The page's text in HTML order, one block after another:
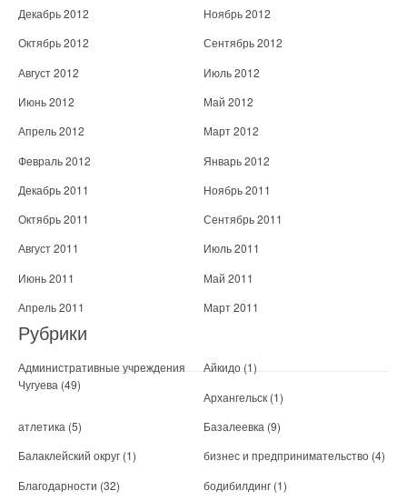
Декабрь 2012
Ноябрь 2012
Октябрь 2012
Сентябрь 2012
Август 2012
Июль 2012
Июнь 2012
Май 2012
Апрель 2012
Март 2012
Февраль 2012
Январь 2012
Декабрь 2011
Ноябрь 2011
Октябрь 2011
Сентябрь 2011
Август 2011
Июль 2011
Июнь 2011
Май 2011
Апрель 2011
Март 2011
Рубрики
Административные учреждения
Чугуева (49)
Айкидо (1)
Архангельск (1)
атлетика (5) Базалеевка (9)
Балаклейский округ (1) бизнес и предпринимательство (4)
Благодарности (32) бодибилдинг (1)